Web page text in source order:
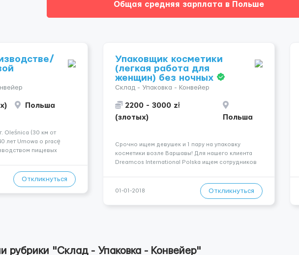
Общая средняя зарплата в Польше
Польша
Oleśnica (30 км от
лет Umowa o pracę
пищевых
к пище. Внимание!!
запахи , не
Откликнуться
Упаковщик косметики
(легкая работа для
женщин) без ночных
Склад - Упаковка - Конвейер
2200 - 3000 zł
(злотых)
Польша
Срочно ищем девушек и 1 пару на упаковку
косметики возле Варшавы! Для нашего клиента
Dreamcos International Polska ищем сотрудников
Правовое оформление: umowa zlecenie
Требования: женщины до 45 лет, ви...
01-01-2018 Откликнуться
рубрики "Склад - Упаковка - Конвейер"